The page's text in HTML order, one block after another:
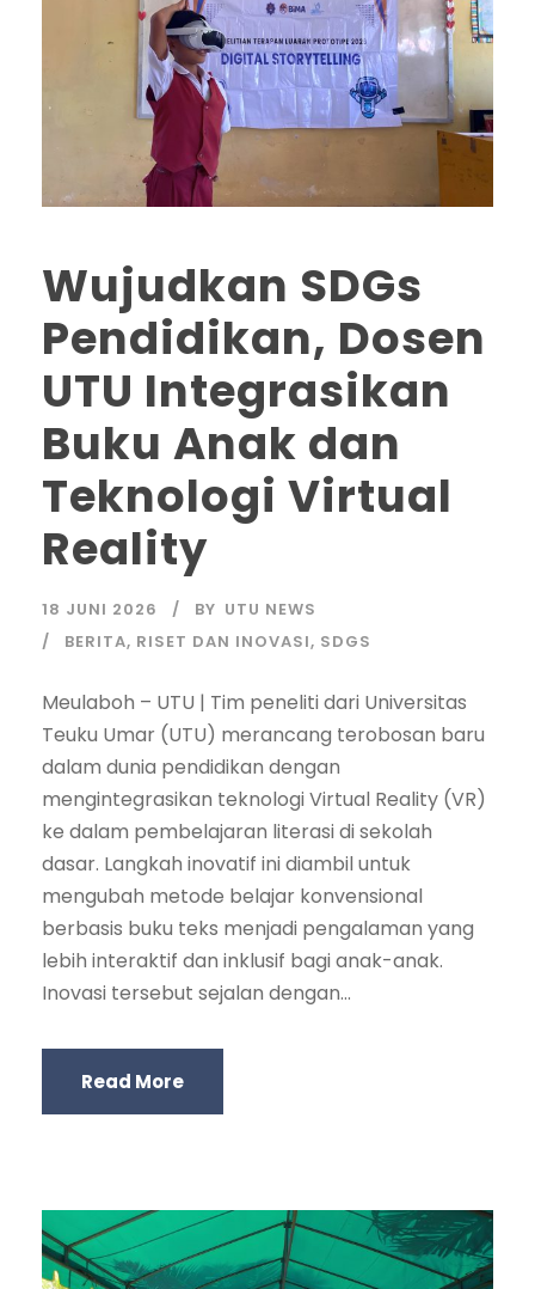
Wujudkan SDGs
Pendidikan, Dosen
UTU Integrasikan
Buku Anak dan
Teknologi Virtual
Reality
18 JUNI 2026 BY UTU NEWS
BERITA, RISET DAN INOVASI, SDGS
Meulaboh – UTU | Tim peneliti dari Universitas
Teuku Umar (UTU) merancang terobosan baru
dalam dunia pendidikan dengan
mengintegrasikan teknologi Virtual Reality (VR)
ke dalam pembelajaran literasi di sekolah
dasar. Langkah inovatif ini diambil untuk
mengubah metode belajar konvensional
berbasis buku teks menjadi pengalaman yang
lebih interaktif dan inklusif bagi anak-anak.
Inovasi tersebut sejalan dengan...
Read More